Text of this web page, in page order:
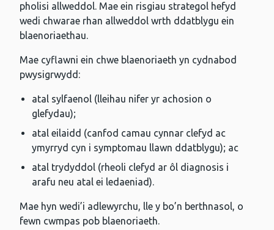
pholisi allweddol. Mae ein risgiau strategol hefyd
wedi chwarae rhan allweddol wrth ddatblygu ein
blaenoriaethau.
Mae cyflawni ein chwe blaenoriaeth yn cydnabod
pwysigrwydd:
atal sylfaenol (lleihau nifer yr achosion o
glefydau);
atal eilaidd (canfod camau cynnar clefyd ac
ymyrryd cyn i symptomau llawn ddatblygu); ac
atal trydyddol (rheoli clefyd ar ôl diagnosis i
arafu neu atal ei ledaeniad).
Mae hyn wedi’i adlewyrchu, lle y bo’n berthnasol, o
fewn cwmpas pob blaenoriaeth.